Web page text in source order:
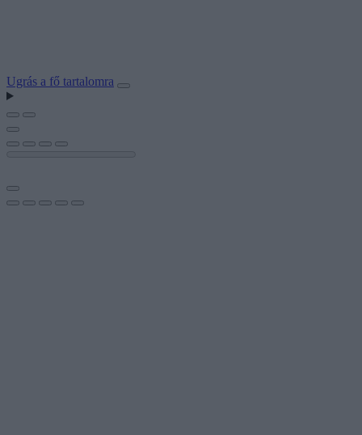
Ugrás a fő tartalomra